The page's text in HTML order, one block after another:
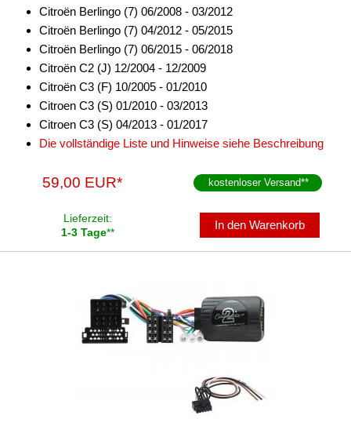
Blaupunkt
China HU
Continental
Digital Dynamic
Kenwood
Multilead
Pioneer
Citroën Berlingo (7) 06/2008 - 03/2012
Citroën Berlingo (7) 04/2012 - 05/2015
Citroën Berlingo (7) 06/2015 - 06/2018
Citroën C2 (J) 12/2004 - 12/2009
Citroën C3 (F) 10/2005 - 01/2010
Citroen C3 (S) 01/2010 - 03/2013
Citroen C3 (S) 04/2013 - 01/2017
Die vollständige Liste und Hinweise siehe Beschreibung
59,00 EUR* kostenloser Versand**
Lieferzeit:
1-3 Tage**
In den Warenkorb